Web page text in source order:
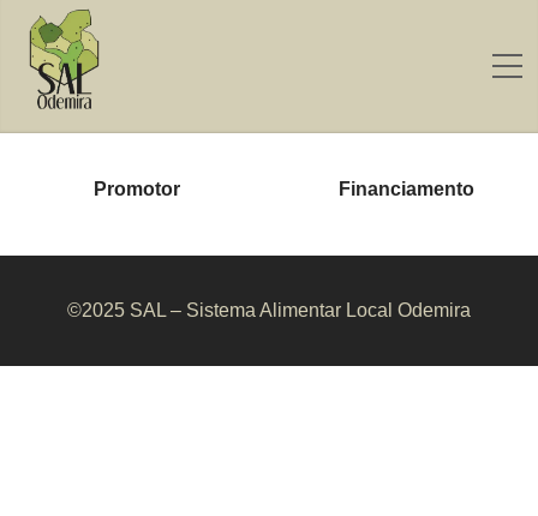
Promotor Financiamento
©2025 SAL – Sistema Alimentar Local Odemira